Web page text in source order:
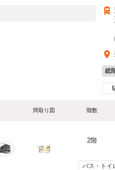
総
間取り図 階数
2階
バス・トイ